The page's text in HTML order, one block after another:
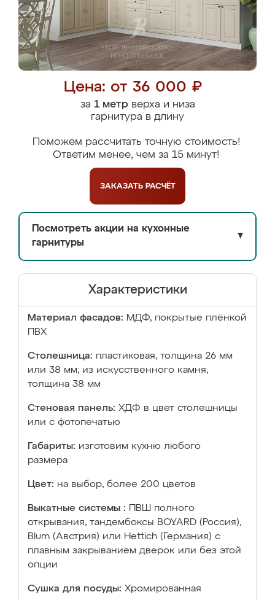
Цена: от 36 000 ₽
за 1 метрверха и низа
гарнитура в длину
Поможем рассчитать точную стоимость!
Ответим менее, чем за 15 минут!
ЗАКАЗАТЬ РАСЧЁТ
Посмотреть акции на кухонные
гарнитуры
▼
Характеристики
Материал фасадов: МДФ, покрытые плёнкой
ПВХ
Столешница: пластиковая, толщина 26 мм
или 38 мм; из искусственного камня,
толщина 38 мм
Стеновая панель: ХДФ в цвет столешницы
или с фотопечатью
Габариты: изготовим кухню любого
размера
Цвет: на выбор, более 200 цветов
Выкатные системы :
ПВШ полного
открывания, тандембоксы BOYARD (Россия),
Blum (Австрия) или Hettich (Германия) с
плавным закрыванием дверок или без этой
опции
Сушка для посуды: Хромированная